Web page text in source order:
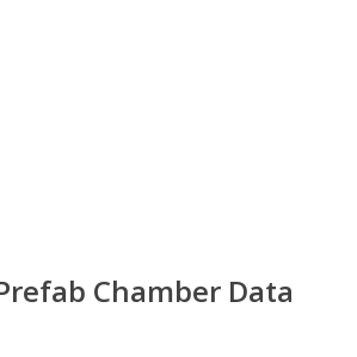
Chamber Data